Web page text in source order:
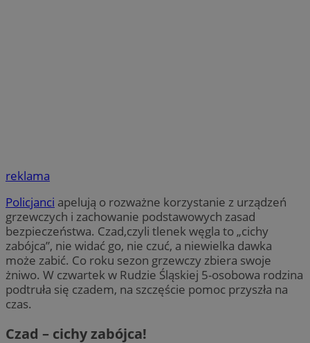
reklama
Policjanci apelują o rozważne korzystanie z urządzeń
grzewczych i zachowanie podstawowych zasad
bezpieczeństwa. Czad,czyli tlenek węgla to „cichy
zabójca”, nie widać go, nie czuć, a niewielka dawka
może zabić. Co roku sezon grzewczy zbiera swoje
żniwo. W czwartek w Rudzie Śląskiej 5-osobowa rodzina
podtruła się czadem, na szczęście pomoc przyszła na
czas.
Czad – cichy zabójca!